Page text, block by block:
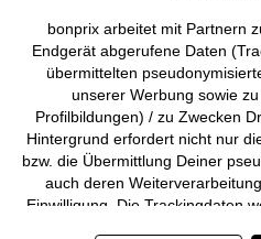
bonprix arbeitet mit Partnern
Endgerät abgerufene Daten
übermittelten
unserer Werbung sowie
Profilbildungen) / zu Zwecken
Hintergrund erfordert nicht nur
bzw. die Übermittlung Deiner
auch deren
Einwilligung. Die Trackingdaten